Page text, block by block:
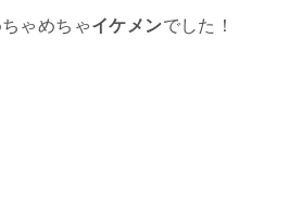
ゃめちゃイケメンでした！